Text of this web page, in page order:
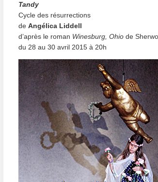
Tandy
Cycle des résurrections
de Angélica Liddell
d’après le roman Winesburg, Ohio de
du 28 au 30 avril 2015 à 20h